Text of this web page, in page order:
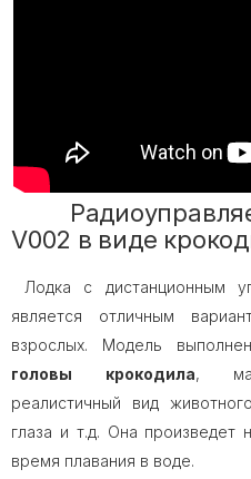
V002 в виде
Лодка с дистанционным
является отличным
взрослых. Модель
головы крокодила,
реалистичный вид
глаза и т.д. Она произведет
время плавания в воде.